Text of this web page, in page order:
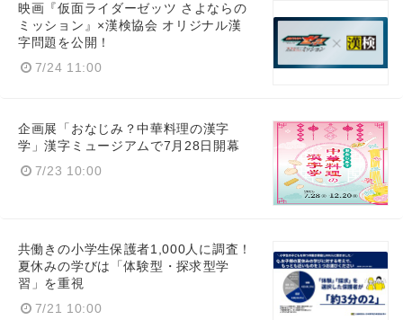
映画『仮面ライダーゼッツ さよならの
ミッション』×漢検協会 オリジナル漢
字問題を公開！
7/24 11:00
企画展「おなじみ？中華料理の漢字
学」漢字ミュージアムで7月28日開幕
7/23 10:00
共働きの小学生保護者1,000人に調査！
夏休みの学びは「体験型・探求型学
習」を重視
7/21 10:00